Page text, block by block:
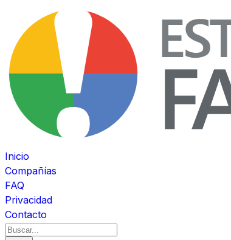
Inicio
Compañías
FAQ
Privacidad
Contacto